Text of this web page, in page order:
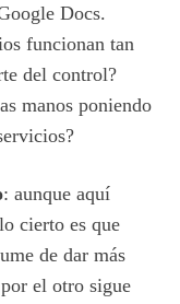
Docs.
funcionan tan
del control?
manos poniendo
: aunque aquí
cierto es que
de dar más
el otro sigue